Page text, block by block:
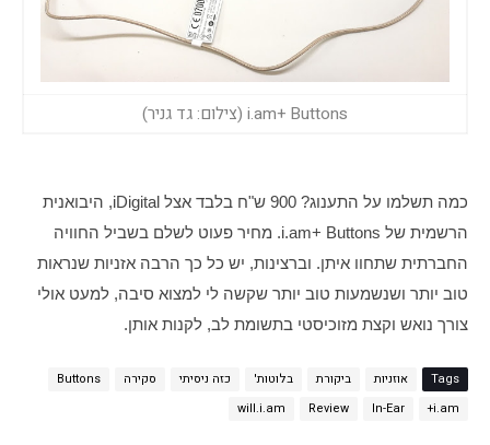
i.am+ Buttons (צילום: גד גניר)
צורך נואש וקצת מזוכיסטי בתשומת לב, לקנות אותן.
Tags אוזניות ביקורת בלוטות' כזה ניסיתי סקירה
Buttons
i.am+
In-Ear
Review
will.i.am